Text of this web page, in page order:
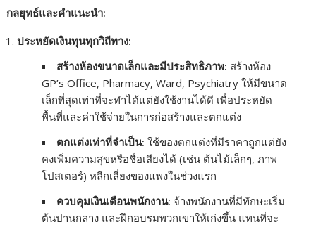
กลยุทธ์และคำแนะนำ:
ประหยัดเงินทุนทุกวิถีทาง:
สร้างห้องขนาดเล็กและมีประสิทธิภาพ: สร้างห้อง
GP’s Office, Pharmacy, Ward, Psychiatry ให้มีขนาด
เล็กที่สุดเท่าที่จะทำได้แต่ยังใช้งานได้ดี เพื่อประหยัด
พื้นที่และค่าใช้จ่ายในการก่อสร้างและตกแต่ง
ตกแต่งเท่าที่จำเป็น: ใช้ของตกแต่งที่มีราคาถูกแต่ยัง
คงเพิ่มความสุขหรือชื่อเสียงได้ (เช่น ต้นไม้เล็กๆ, ภาพ
โปสเตอร์) หลีกเลี่ยงของแพงในช่วงแรก
ควบคุมเงินเดือนพนักงาน: จ้างพนักงานที่มีทักษะเริ่ม
ต้นปานกลาง และฝึกอบรมพวกเขาให้เก่งขึ้น แทนที่จะ